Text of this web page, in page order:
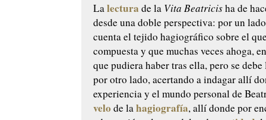
Lalectura de la Vita Beatricisha de
desde una doble perspectiva: por un
cuenta el tejido hagiográfico sobre el
compuesta y que muchas veces ahoga,
que pudiera haber tras ella, pero se
por otro lado, acertando a indagar allí
experiencia y el mundo personal de
velo de lahagiografía, allí donde por